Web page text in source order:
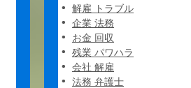
解雇 トラブル
企業 法務
お金 回収
残業 パワハラ
会社 解雇
法務 弁護士